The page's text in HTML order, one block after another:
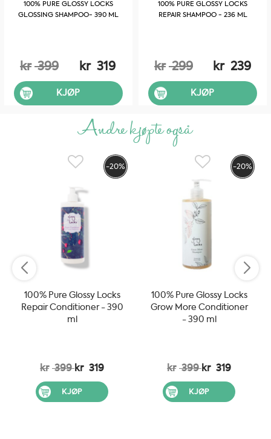
100% PURE GLOSSY LOCKS
GLOSSING SHAMPOO- 390 ML
kr399 kr 319
KJØP
100% PURE GLOSSY LOCKS
REPAIR SHAMPOO - 236 ML
kr299 kr 239
KJØP
Andre kjøpte også
-20%
100% Pure Glossy Locks
Repair Conditioner - 390
ml
kr 399 kr 319
KJØP
-20%
100% Pure Glossy Locks
Grow More Conditioner
- 390 ml
kr 399 kr 319
KJØP